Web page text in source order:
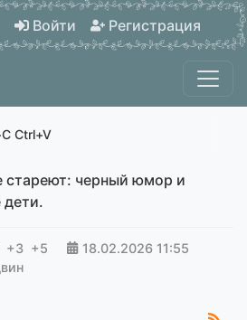
Войти Регистрация
Ctrl+V
стареют: черный юмор и
дети.
+3 +5 18.02.2026 11:55